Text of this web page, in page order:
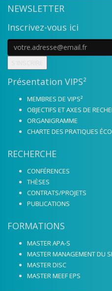
NEWSLETTER
Inscrivez-vous ici
Présentation VIPS²
MEMBRES DE VIPS²
OBJECTIFS ET AXES DE
ORGANIGRAMME
CHARTE DES PRATIQUES
RECHERCHE
CONFÉRENCES
THÈSES
CONTRATS/PROJETS
PUBLICATIONS
FORMATIONS
MASTER APA-S
MASTER MANAGEMENT DU
MASTER DISC
MASTER MEEF EPS